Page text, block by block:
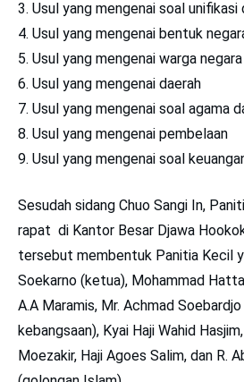
Usul yang mengenai soal
Usul yang mengenai bentuk
Usul yang mengenai warga negara
Usul yang mengenai daerah
Usul yang mengenai soal agama
Usul yang mengenai pembelaan
Usul yang mengenai soal
Sesudah sidang Chuo Sangi In,
rapat di Kantor Besar Djawa
tersebut membentuk Panitia Kecil
Soekarno (ketua), Mohammad
A.A Maramis, Mr. Achmad
kebangsaan), Kyai Haji Wahid
Moezakir, Haji Agoes Salim, dan R.